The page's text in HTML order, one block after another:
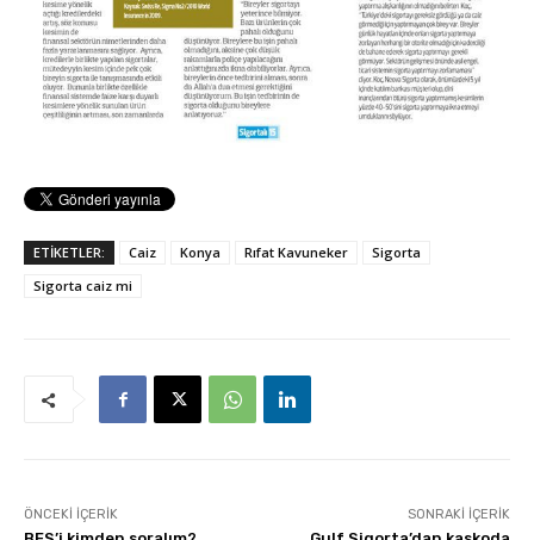
ETİKETLER: Caiz Konya Rıfat Kavuneker
Sigorta
Sigorta caiz mi
ÖNCEKI İÇERIK SONRAKI İÇERIK